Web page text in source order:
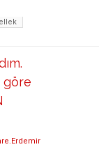
göre